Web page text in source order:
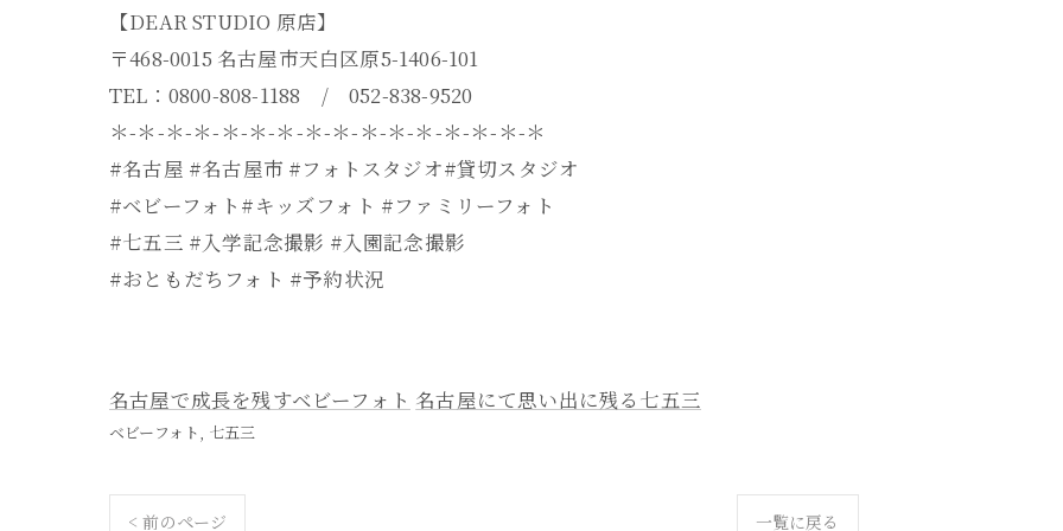
【DEAR STUDIO 原店】
〒468-0015 名古屋市天白区原5-1406-101
TEL：0800-808-1188 / 052-838-9520
＊-＊-＊-＊-＊-＊-＊-＊-＊-＊-＊-＊-＊-＊-＊-＊
#名古屋 #名古屋市 #フォトスタジオ#貸切スタジオ
#ベビーフォト#キッズフォト #ファミリーフォト
#七五三 #入学記念撮影 #入園記念撮影
#おともだちフォト #予約状況
名古屋で成長を残すベビーフォト 名古屋にて思い出に残る七五三
ベビーフォト 七五三
< 前のページ 一覧に戻る